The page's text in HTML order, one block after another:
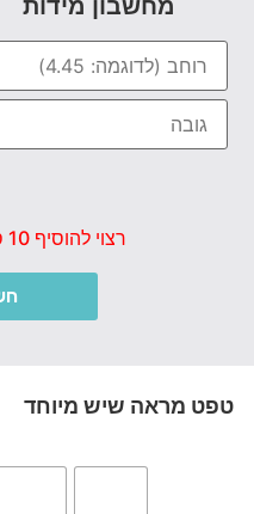
רצוי להוסיף 10 ס"מ לגובה ולרוחב !
טפט מראה שיש מיוחד